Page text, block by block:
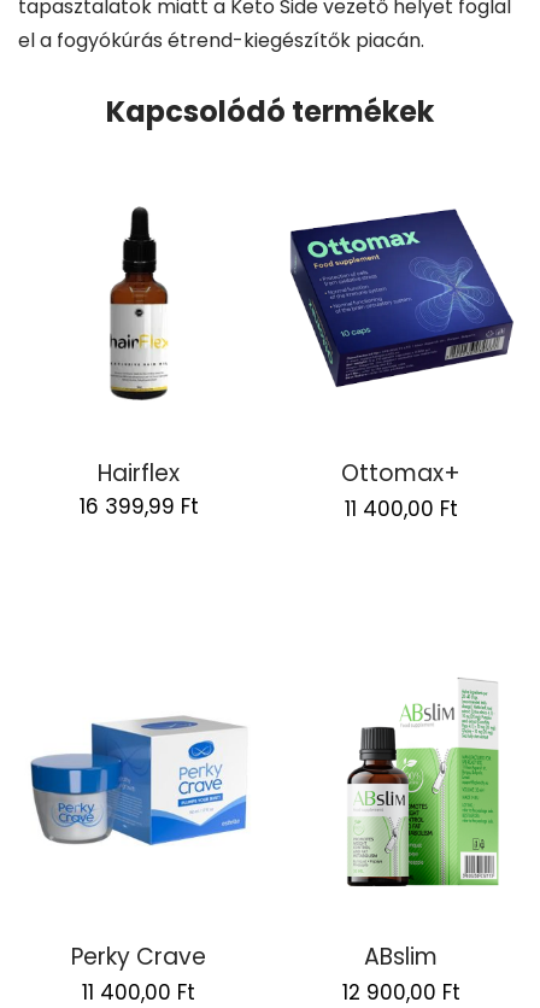
tapasztalatok miatt a Keto Side vezető helyet foglal
el a fogyókúrás étrend-kiegészítők piacán.
Kapcsolódó termékek
Hairflex
16 399,99 Ft
Ottomax+
Original
11 400,00 Ft
Perky Crave
Original
11 400,00 Ft
ABslim
Original
12 900,00 Ft